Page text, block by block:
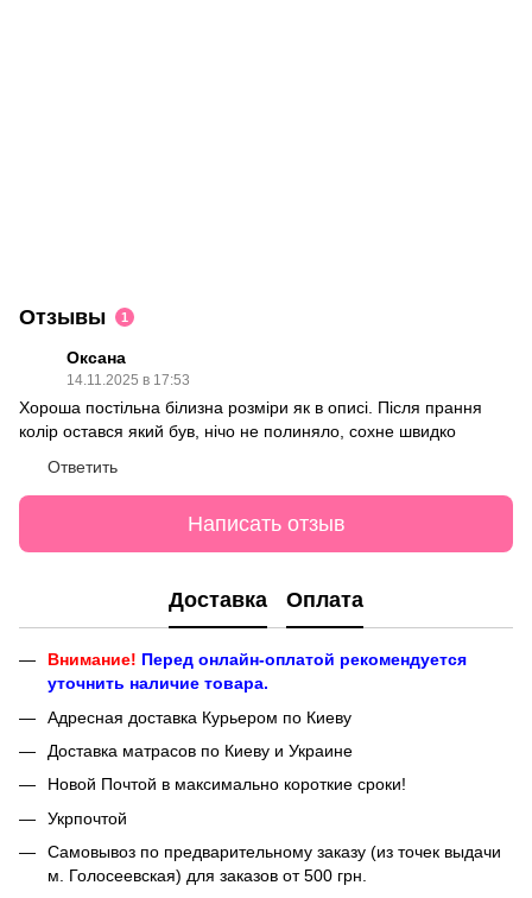
Отзывы 1
Оксана
14.11.2025 в 17:53
Хороша постільна білизна розміри як в описі. Після прання
колір остався який був, нічо не полиняло, сохне швидко
Ответить
Написать отзыв
Доставка Оплата
Внимание! Перед онлайн-оплатой рекомендуется
уточнить наличие товара.
Адресная доставка Курьером по Киеву
Доставка матрасов по Киеву и Украине
Новой Почтой в максимально короткие сроки!
Укрпочтой
Самовывоз по предварительному заказу (из точек выдачи
м. Голосеевская) для заказов от 500 грн.